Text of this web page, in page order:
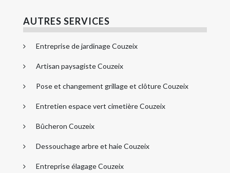
AUTRES SERVICES
Entreprise de jardinage Couzeix
Artisan paysagiste Couzeix
Pose et changement grillage et clôture Couzeix
Entretien espace vert cimetière Couzeix
Bûcheron Couzeix
Dessouchage arbre et haie Couzeix
Entreprise élagage Couzeix